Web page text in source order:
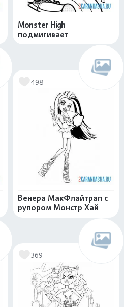
Monster High
подмигивает
498
Венера МакФлайтрап с
рупором Монстр Хай
369